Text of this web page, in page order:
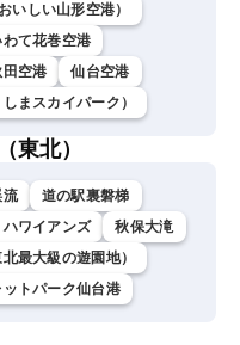
いしい山形空港）
わて花巻空港
田空港
仙台空港
まスカイパーク）
東北）
流
道の駅裏磐梯
ワイアンズ
秋保大滝
最大級の遊園地）
トパーク仙台港